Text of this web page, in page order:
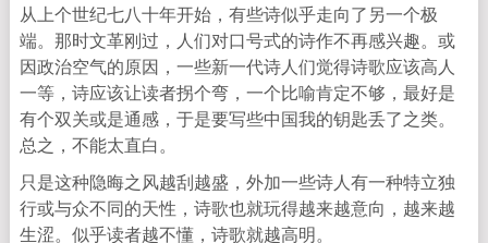
从上个世纪七八十年开始，有些诗似乎走向了另一个极
端。那时文革刚过，人们对口号式的诗作不再感兴趣。或
因政治空气的原因，一些新一代诗人们觉得诗歌应该高人
一等，诗应该让读者拐个弯，一个比喻肯定不够，最好是
有个双关或是通感，于是要写些中国我的钥匙丢了之类。
总之，不能太直白。
只是这种隐晦之风越刮越盛，外加一些诗人有一种特立独
行或与众不同的天性，诗歌也就玩得越来越意向，越来越
生涩。似乎读者越不懂，诗歌就越高明。